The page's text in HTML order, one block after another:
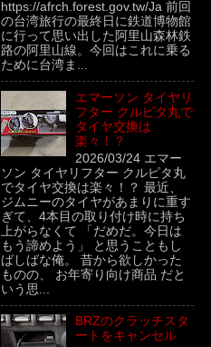
https://afrch.forest.gov.tw/Ja 前回
の台湾旅行の最終日に鉄道博物館
に行って思い出した阿里山森林鉄
路の阿里山線。今回はこれに乗る
ために台湾ま...
エマーソン タイヤリ
フター クルピタ丸で
タイヤ交換は
楽々！？
2026/03/24 エマー
ソン タイヤリフター クルピタ丸
でタイヤ交換は楽々！？ 最近、
ジムニーのタイヤがあまりに重す
ぎて、4本目の取り付け時に持ち
上がらなくて 「だめだ。今日は
もう諦めよう」 と思うこともし
ばしばな俺。 昔から欲しかった
ものの、 お年寄り向け商品 だと
いう思...
BRZのクラッチスタ
ートをキャンセル